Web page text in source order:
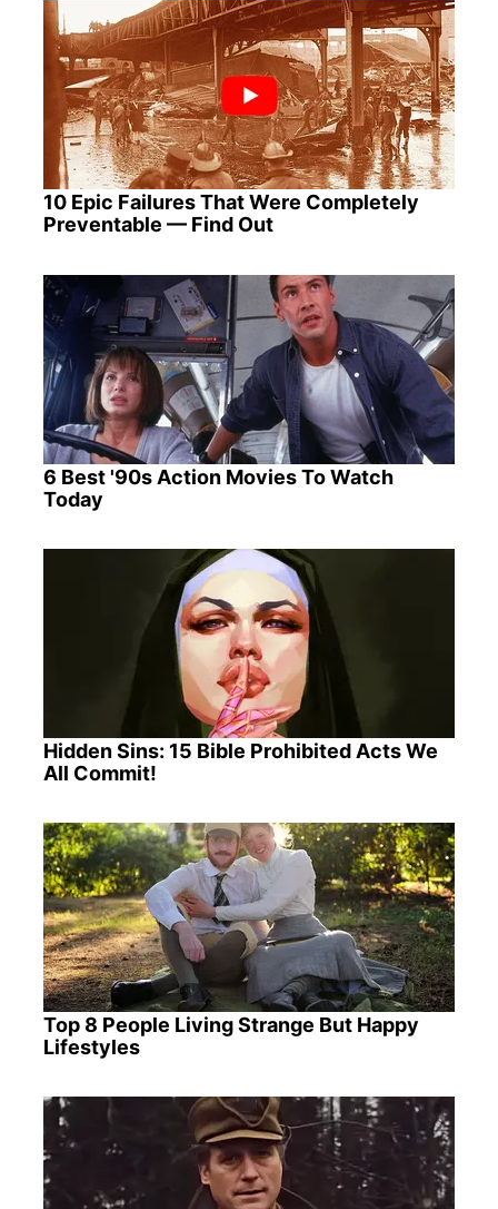
10 Epic Failures That Were Completely
Preventable — Find Out
6 Best '90s Action Movies To Watch
Today
Hidden Sins: 15 Bible Prohibited Acts We
All Commit!
Top 8 People Living Strange But Happy
Lifestyles